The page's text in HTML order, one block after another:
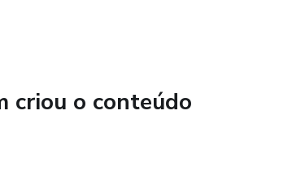
criou o conteúdo